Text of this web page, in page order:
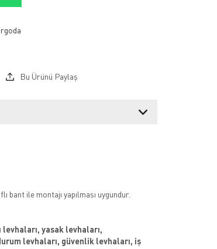
Bu Ürünü Paylaş
bant ile montajı yapılması uygundur.
yasak levhaları,
levhaları, güvenlik levhaları, iş